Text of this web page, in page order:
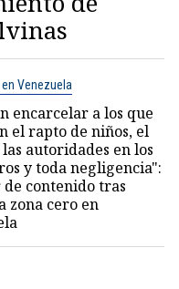
Venezuela
encarcelar a los que
el rapto de niños, el
autoridades en los
y toda negligencia":
contenido tras
zona cero en